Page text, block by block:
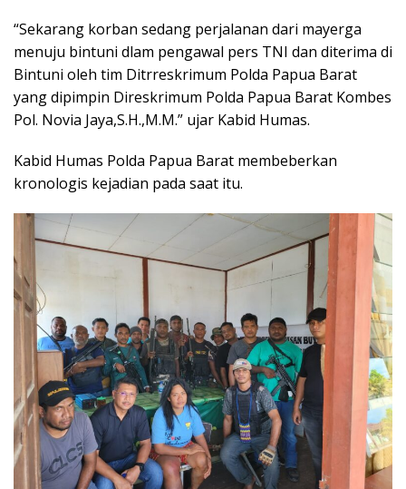
“Sekarang korban sedang perjalanan dari mayerga
menuju bintuni dlam pengawal pers TNI dan diterima di
Bintuni oleh tim Ditrreskrimum Polda Papua Barat
yang dipimpin Direskrimum Polda Papua Barat Kombes
Pol. Novia Jaya,S.H.,M.M.” ujar Kabid Humas.
Kabid Humas Polda Papua Barat membeberkan
kronologis kejadian pada saat itu.